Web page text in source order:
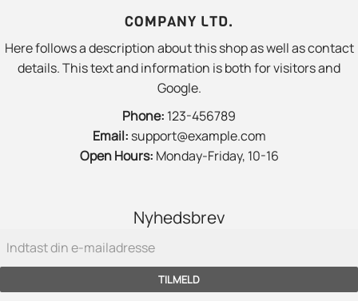
COMPANY LTD.
Here follows a description about this shop as well as contact
details. This text and information is both for visitors and
Google.
Phone: 123-456789
Email: support@example.com
Open Hours: Monday-Friday, 10-16
Nyhedsbrev
TILMELD